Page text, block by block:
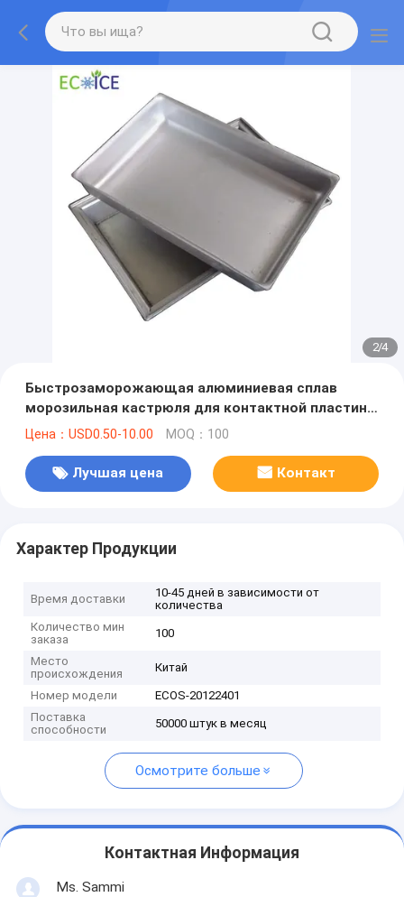
2/4
Быстрозаморожающая алюминиевая сплав
морозильная кастрюля для контактной пластины
морозильная кастрюля, морозильное
замораживания продуктов питания
Цена：USD0.50-10.00 MOQ：100
Лучшая цена Контакт
Характер Продукции
Время доставки
10-45 дней в зависимости от
количества
Количество мин
заказа
100
Место
происхождения
Китай
Номер модели
ECOS-20122401
Поставка
способности
50000 штук в месяц
Осмотрите больше
Контактная Информация
Ms. Sammi